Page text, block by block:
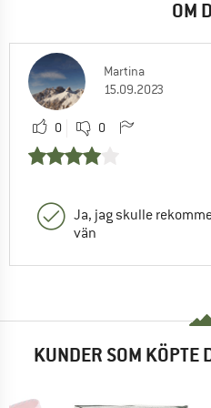
OM
Martina
15.09.2023
0 0
Ja, jag skulle
vän
KUNDER SOM KÖPTE